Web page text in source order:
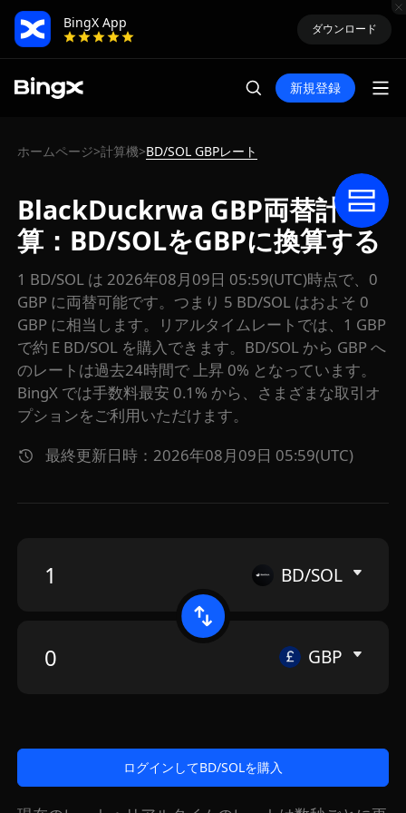
BingX App
ダウンロード
新規登録
ホームページ>計算機>BD/SOL GBPレート
BlackDuckrwa GBP両替計
算：BD/SOLをGBPに換算する
1 BD/SOL は 2026年08月09日 05:59(UTC)時点で、0
GBP に両替可能です。つまり 5 BD/SOL はおよそ 0
GBP に相当します。リアルタイムレートでは、1 GBP
で約 E BD/SOL を購入できます。BD/SOL から GBP へ
のレートは過去24時間で 上昇 0% となっています。
BingX では手数料最安 0.1% から、さまざまな取引オ
プションをご利用いただけます。
最終更新日時：2026年08月09日 05:59(UTC)
BD/SOL
GBP
ログインしてBD/SOLを購入